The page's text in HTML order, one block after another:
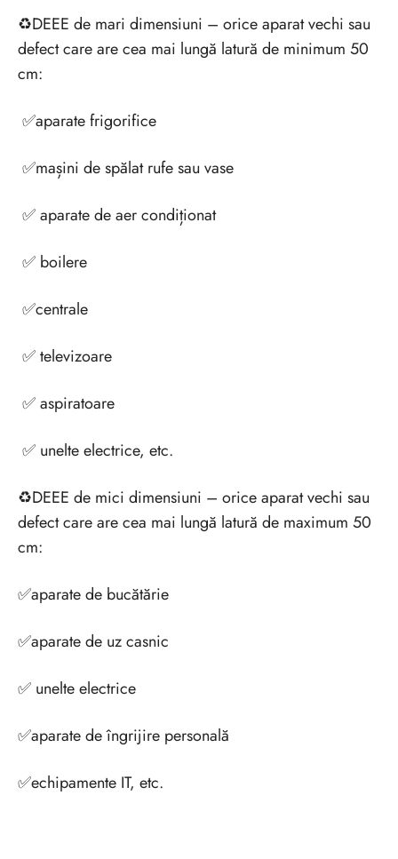
♻️DEEE de mari dimensiuni – orice aparat vechi sau
defect care are cea mai lungă latură de minimum 50
cm:
✅aparate frigorifice
✅mașini de spălat rufe sau vase
✅ aparate de aer condiționat
✅ boilere
✅centrale
✅ televizoare
✅ aspiratoare
✅ unelte electrice, etc.
♻️DEEE de mici dimensiuni – orice aparat vechi sau
defect care are cea mai lungă latură de maximum 50
cm:
✅aparate de bucătărie
✅aparate de uz casnic
✅ unelte electrice
✅aparate de îngrijire personală
✅echipamente IT, etc.